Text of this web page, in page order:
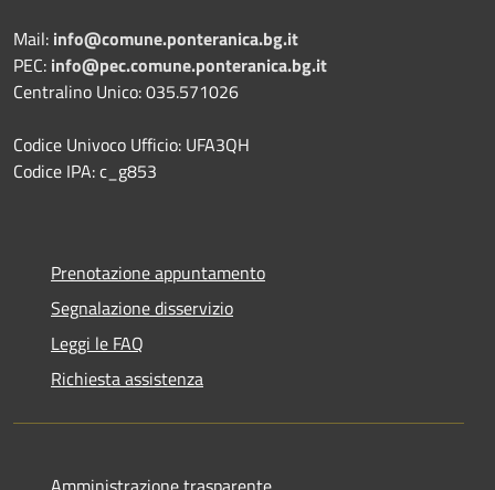
Mail: info@comune.ponteranica.bg.it
PEC: info@pec.comune.ponteranica.bg.it
Centralino Unico: 035.571026
Codice Univoco Ufficio: UFA3QH
Codice IPA: c_g853
Prenotazione appuntamento
Segnalazione disservizio
Leggi le FAQ
Richiesta assistenza